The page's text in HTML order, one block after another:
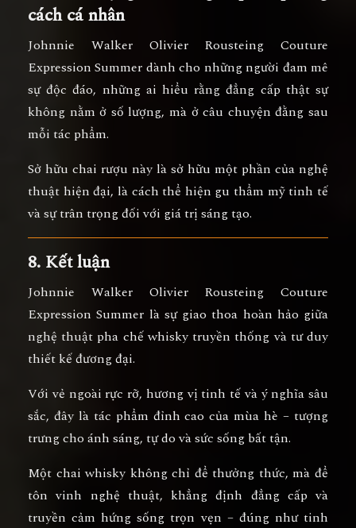
cách cá nhân
Johnnie Walker Olivier Rousteing Couture
Expression Summer dành cho những người đam mê
sự độc đáo, những ai hiểu rằng đẳng cấp thật sự
không nằm ở số lượng, mà ởcâu chuyện đằng sau
mỗi tác phẩm.
Sở hữu chai rượu này là sở hữu một phần của nghệ
thuật hiện đại, là cách thể hiện gu thẩm mỹ tinh tế
và sự trân trọng đối với giá trị sáng tạo.
8. Kết luận
Johnnie Walker Olivier Rousteing Couture
Expression Summer là sự giao thoa hoàn hảo giữa
nghệ thuật pha chế whisky truyền thống và tư duy
thiết kế đương đại.
Với vẻ ngoài rực rỡ, hương vị tinh tế và ý nghĩa sâu
sắc, đây là tác phẩm đỉnh cao của mùa hè – tượng
trưng cho ánh sáng, tự do và sức sống bất tận.
Một chai whisky không chỉ để thưởng thức, mà để
tôn vinh nghệ thuật, khẳng định đẳng cấp và
truyền cảm hứng sống trọn vẹn – đúng như tinh